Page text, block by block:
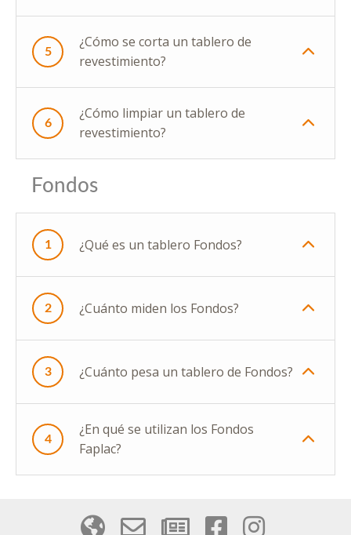
5
¿Cómo se corta un tablero de
revestimiento?
6
¿Cómo limpiar un tablero de
revestimiento?
Fondos
1 ¿Qué es un tablero Fondos?
2 ¿Cuánto miden los Fondos?
3 ¿Cuánto pesa un tablero de Fondos?
4
¿En qué se utilizan los Fondos
Faplac?